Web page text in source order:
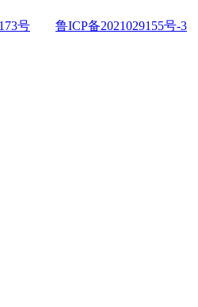
号 鲁ICP备2021029155号-3